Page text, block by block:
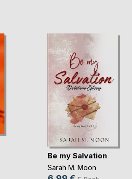
Be my Salvation
Sarah M. Moon